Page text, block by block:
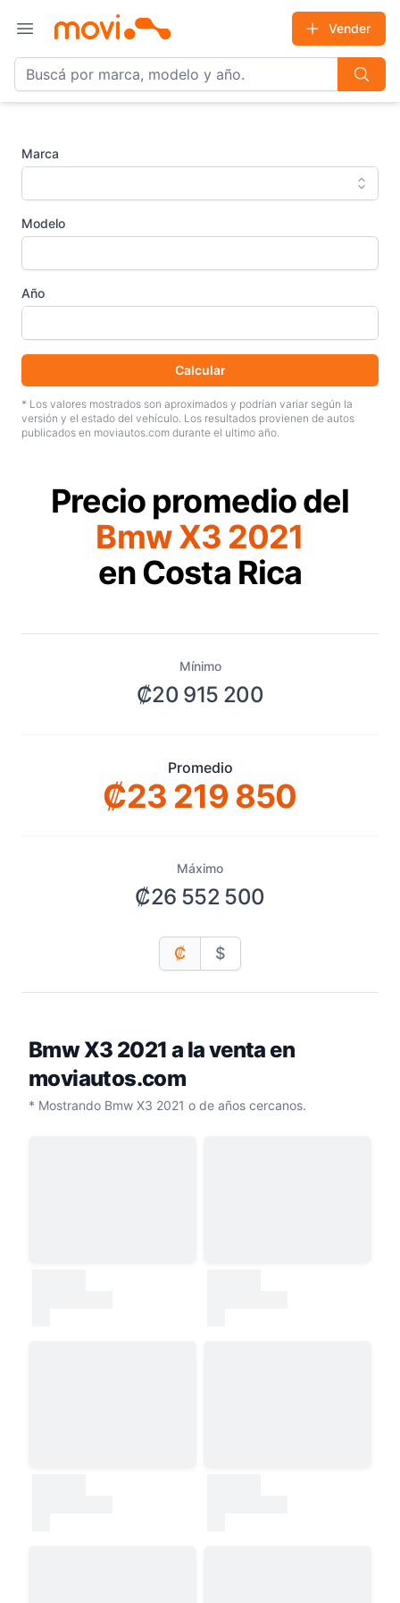
Open main menu
Vender
Marca
Modelo
Año
Calcular
* Los valores mostrados son aproximados y podrían variar según la
versión y el estado del vehículo. Los resultados provienen de autos
publicados en moviautos.com durante el ultimo año.
Precio promedio del
Bmw X3 2021
en Costa Rica
Mínimo
₡20 915 200
Promedio
₡23 219 850
Máximo
₡26 552 500
₡ $
Bmw X3 2021 a la venta en
moviautos.com
* Mostrando Bmw X3 2021 o de años cercanos.